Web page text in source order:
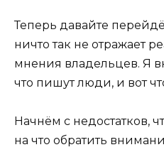
Теперь давайте
ничто так не отражает
мнения владельцев. Я
что пишут люди, и вот
Начнём с недостатков,
на что обратить